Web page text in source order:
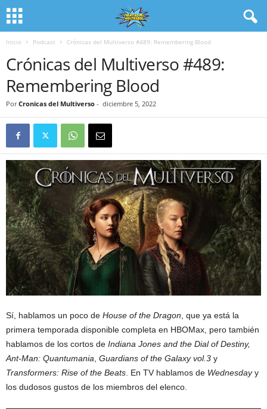
Inicio Podcast Crónicas del Multiverso #489: Remembering Blood
Crónicas del Multiverso #489:
Remembering Blood
Por Cronicas del Multiverso - diciembre 5, 2022
Sí, hablamos un poco de House of the Dragon , que ya está la
primera temporada disponible completa en HBOMax, pero también
hablamos de los cortos de Indiana Jones and the Dial of Destiny,
Ant-Man: Quantumania Guardians of the Galaxy vol.3 y
Transformers: Rise of the Beats . En TV hablamos de Wednesdayy
los dudosos gustos de los miembros del elenco.